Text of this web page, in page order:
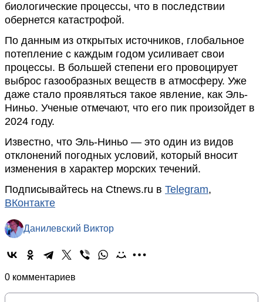
биологические процессы, что в последствии
обернется катастрофой.
По данным из открытых источников, глобальное
потепление с каждым годом усиливает свои
процессы. В большей степени его провоцирует
выброс газообразных веществ в атмосферу. Уже
даже стало проявляться такое явление, как Эль-
Ниньо. Ученые отмечают, что его пик произойдет в
2024 году.
Известно, что Эль-Ниньо — это один из видов
отклонений погодных условий, который вносит
изменения в характер морских течений.
Подписывайтесь на Ctnews.ru в Telegram,
ВКонтакте
Данилевский Виктор
0 комментариев